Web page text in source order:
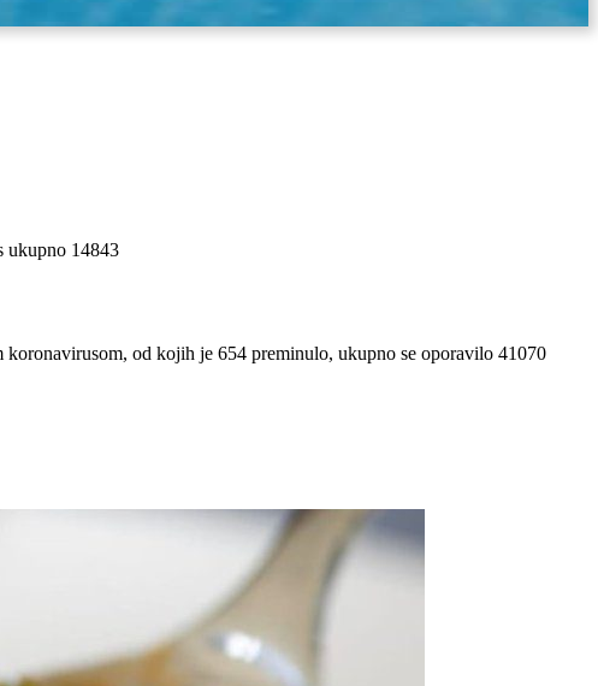
ukupno 14843
od kojih je 654 preminulo, ukupno se oporavilo 41070